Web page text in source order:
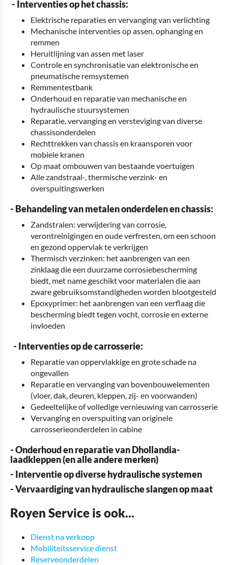
- Interventies op het chassis:
Elektrische reparaties en vervanging van verlichting
Mechanische interventies op assen, ophanging en
remmen
Heruitlijning van assen met laser
Controle en synchronisatie van elektronische en
pneumatische remsystemen
Remmentestbank
Onderhoud en reparatie van mechanische en
hydraulische stuursystemen
Reparatie, vervanging en versteviging van diverse
chassisonderdelen
Rechttrekken van chassis en kraansporen voor
mobiele kranen
Op maat ombouwen van bestaande voertuigen
Alle zandstraal-, thermische verzink- en
overspuitingswerken
- Behandeling van metalen onderdelen en chassis:
Zandstralen: verwijdering van corrosie,
verontreinigingen en oude verfresten, om een schoon
en gezond oppervlak te verkrijgen
Thermisch verzinken: het aanbrengen van een
zinklaag die een duurzame corrosiebescherming
biedt, met name geschikt voor materialen die aan
zware gebruiksomstandigheden worden blootgesteld
Epoxyprimer: het aanbrengen van een verflaag die
bescherming biedt tegen vocht, corrosie en externe
invloeden
- Interventies op de carrosserie:
Reparatie van oppervlakkige en grote schade na
ongevallen
Reparatie en vervanging van bovenbouwelementen
(vloer, dak, deuren, kleppen, zij- en voorwanden)
Gedeeltelijke of volledige vernieuwing van carrosserie
Vervanging en overspuiting van originele
carrosserieonderdelen in cabine
- Onderhoud en reparatie van Dhollandia-
laadkleppen (en alle andere merken)
- Interventie op diverse hydraulische systemen
- Vervaardiging van hydraulische slangen op maat
Royen Service is ook...
Dienst na verkoop
Mobiliteitsservice dienst
Reserveonderdelen